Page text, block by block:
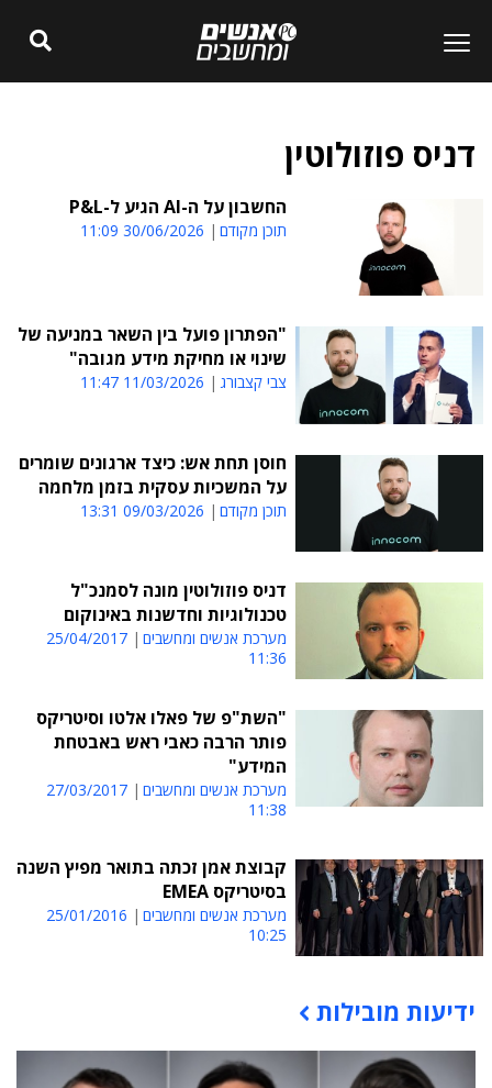
דניס פוזולוטין
החשבון על ה-AI הגיע ל-P&L
תוכן מקודם 30/06/2026 11:09
"הפתרון פועל בין השאר במניעה של
שינוי או מחיקת מידע מגובה"
צבי קצבורג 11/03/2026 11:47
חוסן תחת אש: כיצד ארגונים שומרים
על המשכיות עסקית בזמן מלחמה
תוכן מקודם 09/03/2026 13:31
דניס פוזולוטין מונה לסמנכ"ל
טכנולוגיות וחדשנות באינוקום
מערכת אנשים ומחשבים
25/04/2017
11:36
"השת"פ של פאלו אלטו וסיטריקס
פותר הרבה כאבי ראש באבטחת
המידע"
מערכת אנשים ומחשבים
27/03/2017
11:38
קבוצת אמן זכתה בתואר מפיץ השנה
בסיטריקס EMEA
מערכת אנשים ומחשבים
25/01/2016
10:25
תוכן פרסומי
ידיעות מובילות